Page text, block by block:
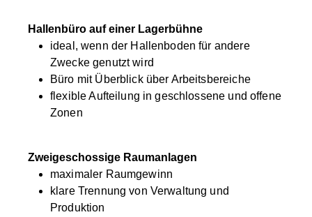
Hallenbüro auf einer Lagerbühne
ideal, wenn der Hallenboden für andere
Zwecke genutzt wird
Büro mit Überblick über Arbeitsbereiche
flexible Aufteilung in geschlossene und offene
Zonen
Zweigeschossige Raumanlagen
maximaler Raumgewinn
klare Trennung von Verwaltung und
Produktion